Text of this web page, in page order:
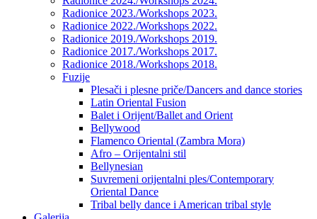
Radionice 2023./Workshops 2023.
Radionice 2022./Workshops 2022.
Radionice 2019./Workshops 2019.
Radionice 2017./Workshops 2017.
Radionice 2018./Workshops 2018.
Fuzije
Plesači i plesne priče/Dancers and dance stories
Latin Oriental Fusion
Balet i Orijent/Ballet and Orient
Bellywood
Flamenco Oriental (Zambra Mora)
Afro – Orijentalni stil
Bellynesian
Suvremeni orijentalni ples/Contemporary
Oriental Dance
Tribal belly dance i American tribal style